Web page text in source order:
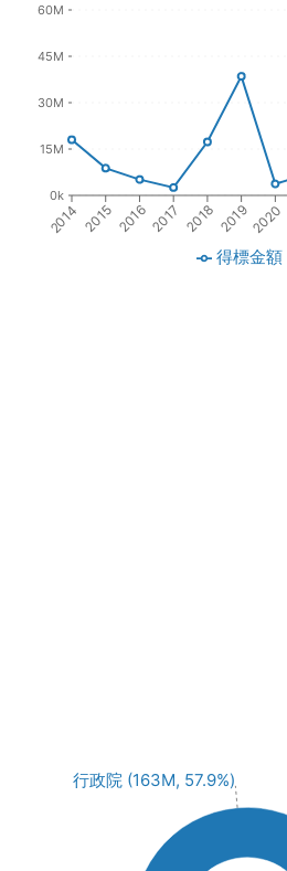
2014 2015 20162017 2018 20192020
0k
15M
30M
45M
60M
得標金額
行政院 (163M, 57.9%)